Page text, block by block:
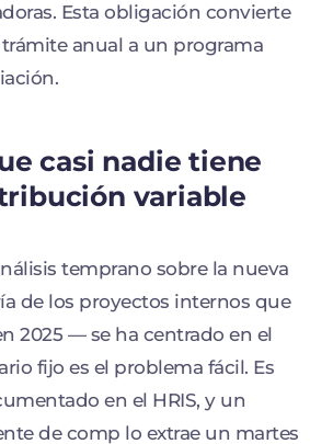
Esta obligación convierte
anual a un programa
casi nadie tiene
variable
temprano sobre la nueva
de los proyectos internos que
2025 — se ha centrado en el
fijo es el problema fácil. Es
en el HRIS, y un
de comp lo extrae un martes